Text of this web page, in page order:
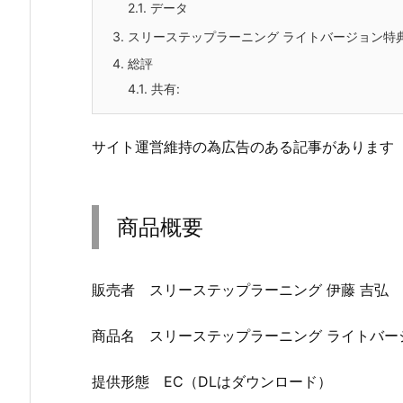
2.1. データ
3. スリーステップラーニング ライトバージョン特
4. 総評
4.1. 共有:
サイト運営維持の為広告のある記事があります
商品概要
販売者 スリーステップラーニング 伊藤 吉弘
商品名 スリーステップラーニング ライトバー
提供形態 EC（DLはダウンロード）